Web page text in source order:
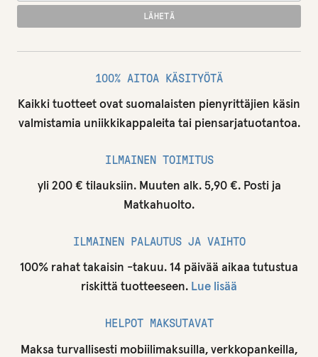
100% AITOA KÄSITYÖTÄ
Kaikki tuotteet ovat suomalaisten pienyrittäjien käsin
valmistamia uniikkikappaleita tai piensarjatuotantoa.
ILMAINEN TOIMITUS
yli 200 € tilauksiin. Muuten alk. 5,90 €. Posti ja
Matkahuolto.
ILMAINEN PALAUTUS JA VAIHTO
100% rahat takaisin -takuu. 14 päivää aikaa tutustua
riskittä tuotteeseen. Lue lisää
HELPOT MAKSUTAVAT
Maksa turvallisesti mobiilimaksuilla, verkkopankeilla,